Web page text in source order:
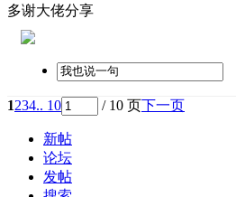
多谢大佬分享
1234.. 10 / 10 页下一页
新帖
论坛
发帖